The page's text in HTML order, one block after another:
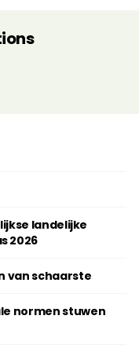
landelijke
2026
van schaarste
normen stuwen